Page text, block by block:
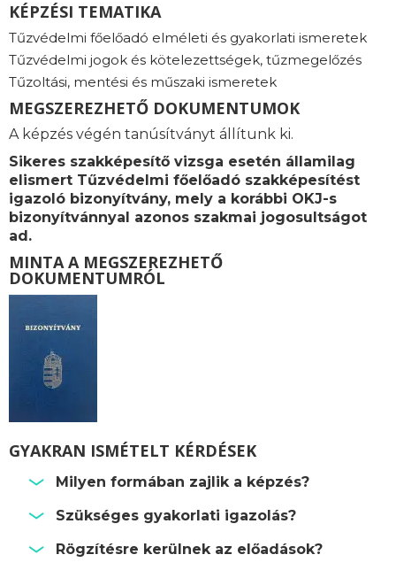
KÉPZÉSI TEMATIKA
Tűzvédelmi főelőadó elméleti és gyakorlati ismeretek
Tűzvédelmi jogok és kötelezettségek, tűzmegelőzés
Tűzoltási, mentési és műszaki ismeretek
MEGSZEREZHETŐ DOKUMENTUMOK
A képzés végén tanúsítványt állítunk ki.
Sikeres szakképesítő vizsga esetén államilag
elismert Tűzvédelmi főelőadó szakképesítést
igazoló bizonyítvány, mely a korábbi OKJ-s
bizonyítvánnyal azonos szakmai jogosultságot
ad.
MINTA A MEGSZEREZHETŐ
DOKUMENTUMRÓL
GYAKRAN ISMÉTELT KÉRDÉSEK
Milyen formában zajlik a képzés?
Szükséges gyakorlati igazolás?
Rögzítésre kerülnek az előadások?